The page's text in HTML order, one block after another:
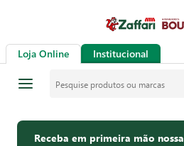
Loja Online Institucional
Receba em primeira mão